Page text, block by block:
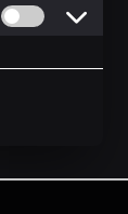
Permitir